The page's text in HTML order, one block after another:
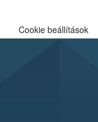
Cookie beállítások